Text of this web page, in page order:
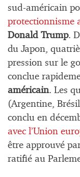
sud-américain
protectionnisme
Donald Trump.
du Japon,
pression sur le
conclue
américain. Les
(Argentine,
conclu en
avec l’Union
être approuvé
ratifié au